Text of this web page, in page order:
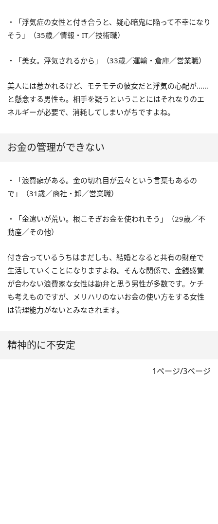
・「浮気症の女性と付き合うと、疑心暗鬼に陥って不幸になり
そう」（35歳／情報・IT／技術職）
・「美女。浮気されるから」（33歳／運輸・倉庫／営業職）
美人には惹かれるけど、モテモテの彼女だと浮気の心配が……
と懸念する男性も。相手を疑うということにはそれなりのエ
ネルギーが必要で、消耗してしまいがちですよね。
お金の管理ができない
・「浪費癖がある。金の切れ目が云々という言葉もあるの
で」（31歳／商社・卸／営業職）
・「金遣いが荒い。根こそぎお金を使われそう」（29歳／不
動産／その他）
付き合っているうちはまだしも、結婚となると共有の財産で
生活していくことになりますよね。そんな関係で、金銭感覚
が合わない浪費家な女性は勘弁と思う男性が多数です。ケチ
も考えものですが、メリハリのないお金の使い方をする女性
は管理能力がないとみなされます。
精神的に不安定
1ページ/3ページ